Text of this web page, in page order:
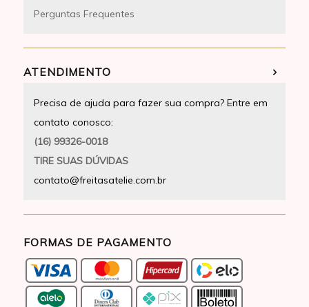
Perguntas Frequentes
ATENDIMENTO
Precisa de ajuda para fazer sua compra? Entre em
contato conosco:
(16) 99326-0018
TIRE SUAS DÚVIDAS
contato@freitasatelie.com.br
FORMAS DE PAGAMENTO